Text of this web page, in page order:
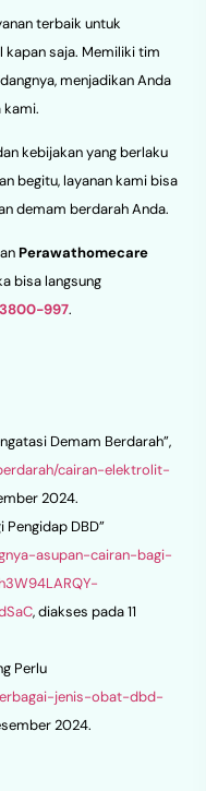
terbaik untuk
kapan saja. Memiliki tim
menjadikan Anda
kami.
kebijakan yang berlaku
begitu, layanan kami bisa
demam berdarah Anda.
Perawathomecare
bisa langsung
997.
Demam Berdarah”,
cairan-elektrolit-
2024.
Pengidap DBD”
asupan-cairan-bagi-
, diakses pada 11
Perlu
jenis-obat-dbd-
2024.